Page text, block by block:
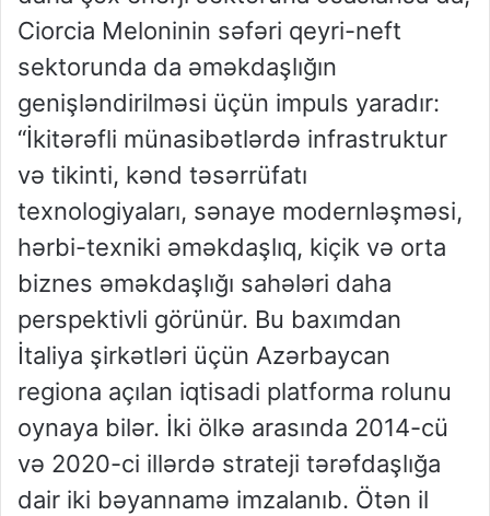
Ciorcia Meloninin səfəri qeyri-neft
sektorunda da əməkdaşlığın
genişləndirilməsi üçün impuls yaradır:
“İkitərəfli münasibətlərdə infrastruktur
və tikinti, kənd təsərrüfatı
texnologiyaları, sənaye modernləşməsi,
hərbi-texniki əməkdaşlıq, kiçik və orta
biznes əməkdaşlığı sahələri daha
perspektivli görünür. Bu baxımdan
İtaliya şirkətləri üçün Azərbaycan
regiona açılan iqtisadi platforma rolunu
oynaya bilər. İki ölkə arasında 2014-cü
və 2020-ci illərdə strateji tərəfdaşlığa
dair iki bəyannamə imzalanıb. Ötən il